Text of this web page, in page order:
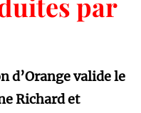
d’Orange valide le
Richard et